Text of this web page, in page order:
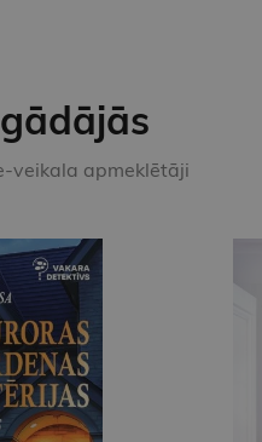
veikala apmeklētāji